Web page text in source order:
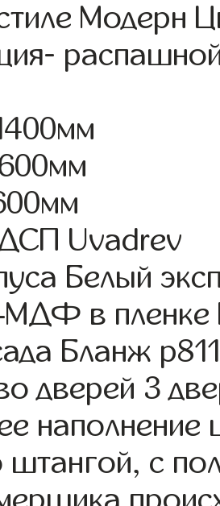
Модерн
Uvadrev
Белый
в пленке
Бланж р811
дверей 3
штангой, с